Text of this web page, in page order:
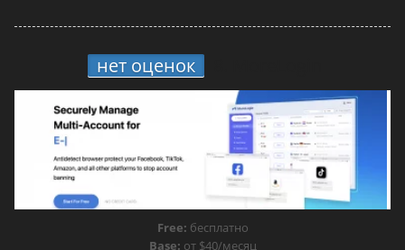
нет оценок
Free: бесплатно
Base: от $40/месяц